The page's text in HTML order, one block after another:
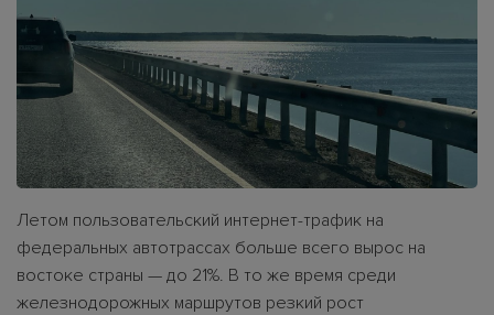
Летом пользовательский интернет-трафик на
федеральных автотрассах больше всего вырос на
востоке страны — до 21%. В то же время среди
железнодорожных маршрутов резкий рост